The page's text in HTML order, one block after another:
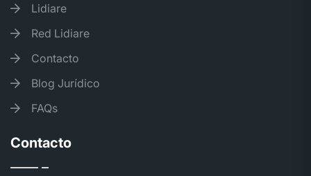
Lidiare
Red Lidiare
Contacto
Blog Jurídico
FAQs
Contacto